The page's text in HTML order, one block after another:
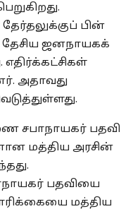
பின்
ஜனநாயகக்
அதாவது
சபாநாயகர் பதவி
மத்திய அரசின்
பதவியை
மத்திய